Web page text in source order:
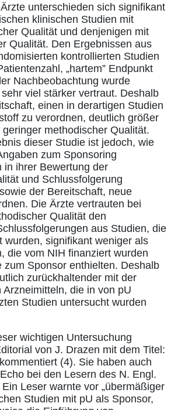
unterschieden sich signifikant
klinischen Studien mit
Qualität und denjenigen mit
Qualität. Den Ergebnissen aus
kontrollierten Studien
„hartem” Endpunkt
Nachbeobachtung wurde
viel stärker vertraut. Deshalb
einen in derartigen Studien
zu verordnen, deutlich größer
methodischer Qualität.
dieser Studie ist jedoch, wie
zum Sponsoring
in ihrer Bewertung der
und Schlussfolgerung
der Bereitschaft, neue
Die Ärzte vertrauten bei
Qualität den
aus Studien, die
wurden, signifikant weniger als
die vom NIH finanziert wurden
zum Sponsor enthielten. Deshalb
zurückhaltender mit der
die in von pU
Studien untersucht wurden
wichtigen Untersuchung
von J. Drazen mit dem Titel:
(4). Sie haben auch
bei den Lesern des N. Engl.
Leser warnte vor „übermäßiger
Studien mit pU als Sponsor,